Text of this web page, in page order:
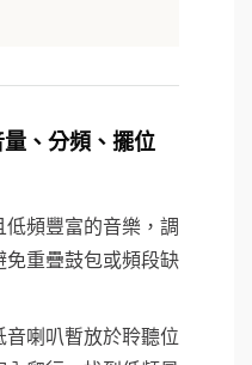
、分頻、擺位
低頻豐富的音樂，調
免重疊鼓包或頻段缺
音喇叭暫放於聆聽位